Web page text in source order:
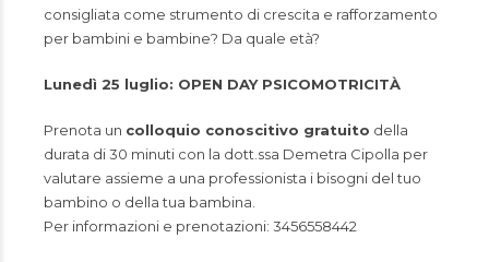
consigliata come strumento di crescita e rafforzamento
per bambini e bambine? Da quale età?
Lunedì 25 luglio: OPEN DAY PSICOMOTRICITÀ
Prenota un colloquio conoscitivo gratuito della
durata di 30 minuti con la dott.ssa Demetra Cipolla per
valutare assieme a una professionista i bisogni del tuo
bambino o della tua bambina.
Per informazioni e prenotazioni: 3456558442